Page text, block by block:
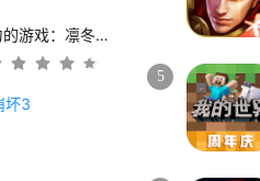
权力的游戏：凛冬将至
5